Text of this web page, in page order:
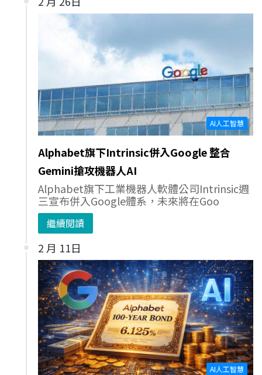
AI人工智慧
Alphabet旗下Intrinsic併入Google 整合
Gemini搶攻機器人AI
Alphabet旗下工業機器人軟體公司Intrinsic週
三宣布併入Google體系，未來將在Goo
繼續閱讀
2 月 11日
AI人工智慧